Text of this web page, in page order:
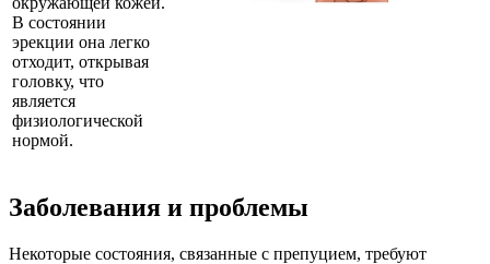
В состоянии
эрекции она легко
отходит, открывая
головку, что
является
физиологической
нормой.
Заболевания и проблемы
Некоторые состояния, связанные с препуцием, требуют